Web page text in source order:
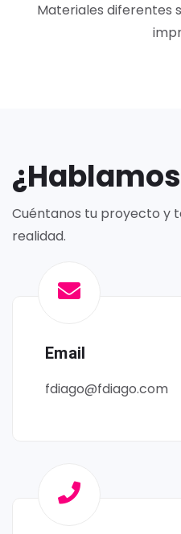
Materiales diferentes
Cuéntanos tu proyecto y
realidad.
Email
fdiago@fdiago.com